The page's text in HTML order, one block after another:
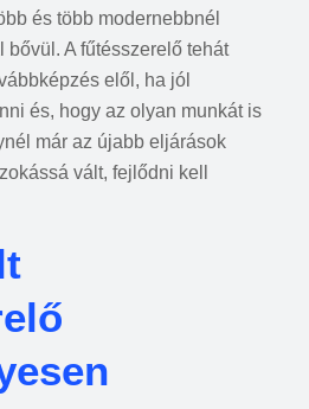
és több modernebbnél
bővül. A fűtésszerelő tehát
elől, ha jól
és, hogy az olyan munkát is
már az újabb eljárások
vált, fejlődni kell